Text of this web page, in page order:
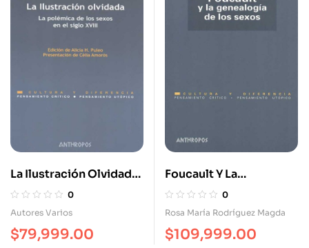
La Ilustración Olvidada
(2A.Ed) La Polémica De
Los Sexos En El Siglo
0
Autores Varios
$79,999.00
Foucault Y La
Genealogía (2A.Ed) De
Los Sexos
0
Rosa María Rodríguez Magda
$109,999.00